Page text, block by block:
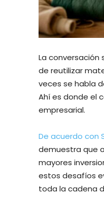
La
de reutilizar
veces se habla
Ahí es donde el
empresarial.
De acuerdo con
demuestra que
mayores
estos desafíos
toda la cadena